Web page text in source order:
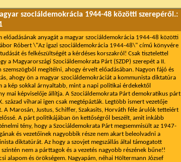
szociáldemokrácia 1944-48 közötti szerepéről.:
előadásának anyagát a magyar szociáldemokrácia 1944-48 közötti
Róbert \"Az igazi szociáldemokrácia 1944-48\" című könyvére
és felkészültségét a kérdéses korszakról! Csak tisztelettel
a Magyarországi Szociáldemokrata Párt (SZDP) szerepét a II.
megitélni, ahogy érvelt előadásában. Nagyon fájó és
ahogy ön a magyar szociáldemokráciát a kommunista diktatúra
a kép sokkal árnyaltabb, mint a napi politikai érdekektől
mai képviselője állítja. A Szociáldemokrata Párt demokratikus párt
viharai igen csak megtépázták. Legtöbb ismert vezetője
Marosán, Justus, Schiffer, Szakasits, Horváth féle árulók tetteiért
A párt politikájában ön kettőségről beszélt, amit inkább
tény, hogy a Szociáldemokrata Párt megsemmisült az 1947-
és vezetőinek nagyobbik része nem akart beleolvadni a
diktatúrát. Az hogy a szovjet megszállás által támogatott
nem a párttagok és a vezetés nagyobb részének bűne!!
alapom és örökségem. Nagyapám, néhai Höltermann József